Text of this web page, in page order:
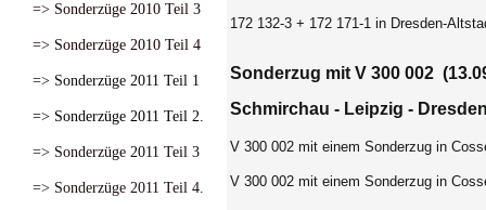
=> Sonderzüge 2010 Teil 3
=> Sonderzüge 2010 Teil 4
=> Sonderzüge 2011 Teil 1
=> Sonderzüge 2011 Teil 2.
=> Sonderzüge 2011 Teil 3
=> Sonderzüge 2011 Teil 4.
172 132-3 + 172 171-1 in Dresden-
Sonderzug mit V 300 002
Schmirchau - Leipzig -
V 300 002 mit einem Sonderzug in
V 300 002 mit einem Sonderzug in